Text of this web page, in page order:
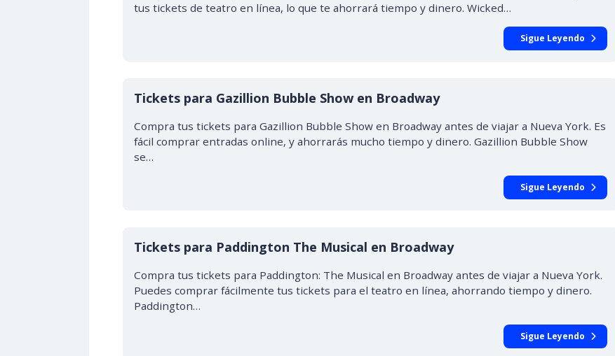
tus tickets de teatro en línea, lo que te ahorrará tiempo y dinero. Wicked…
Sigue Leyendo
Tickets para Gazillion Bubble Show en Broadway
Compra tus tickets para Gazillion Bubble Show en Broadway antes de viajar a Nueva York. Es
fácil comprar entradas online, y ahorrarás mucho tiempo y dinero. Gazillion Bubble Show
se…
Sigue Leyendo
Tickets para Paddington The Musical en Broadway
Compra tus tickets para Paddington: The Musical en Broadway antes de viajar a Nueva York.
Puedes comprar fácilmente tus tickets para el teatro en línea, ahorrando tiempo y dinero.
Paddington…
Sigue Leyendo